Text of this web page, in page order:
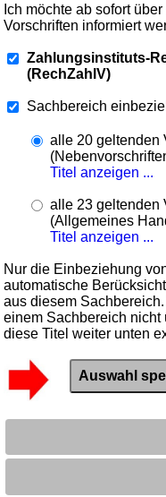
Ich möchte ab sofort
Vorschriften informiert
Zahlungsinstituts-
(RechZahlV)
Sachbereich
alle 20 geltenden
Titel anzeigen ...
alle 23 geltenden
(Allgemeines
Titel anzeigen ...
Nur die Einbeziehung
automatische
aus diesem
einem Sachbereich
diese Titel weiter unten